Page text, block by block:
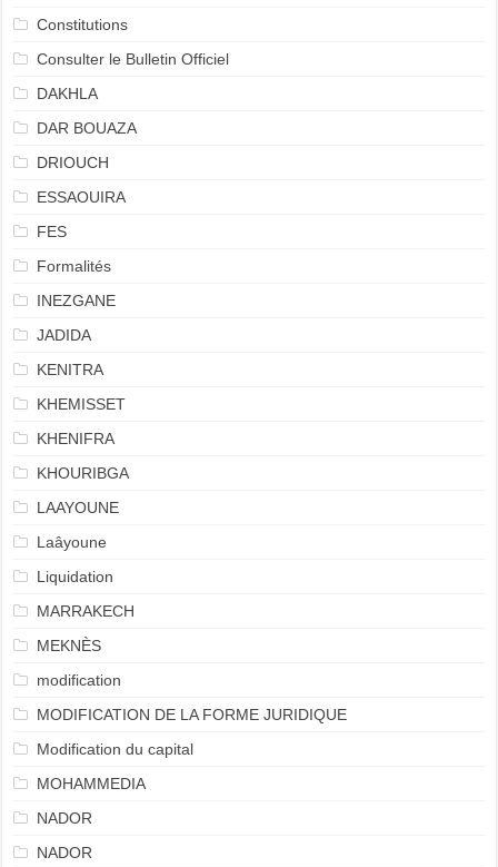
Constitutions
Consulter le Bulletin Officiel
DAKHLA
DAR BOUAZA
DRIOUCH
ESSAOUIRA
FES
Formalités
INEZGANE
JADIDA
KENITRA
KHEMISSET
KHENIFRA
KHOURIBGA
LAAYOUNE
Laâyoune
Liquidation
MARRAKECH
MEKNÈS
modification
MODIFICATION DE LA FORME JURIDIQUE
Modification du capital
MOHAMMEDIA
NADOR
NADOR